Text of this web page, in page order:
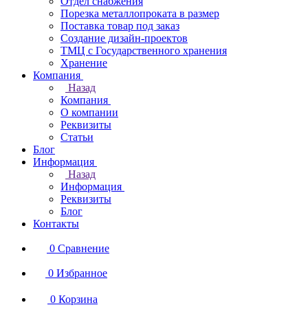
Порезка металлопроката в размер
Поставка товар под заказ
Создание дизайн-проектов
ТМЦ с Государственного хранения
Хранение
Компания
Назад
Компания
О компании
Реквизиты
Статьи
Блог
Информация
Назад
Информация
Реквизиты
Блог
Контакты
0 Сравнение
0 Избранное
0 Корзина